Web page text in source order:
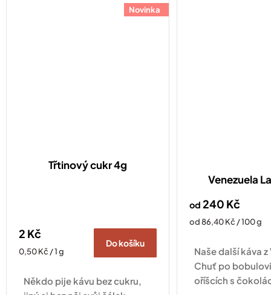
Novinka
Třtinový cukr 4g
2 Kč
Měrná
0,50 Kč / 1 g
Do košíku
Někdo pije kávu bez cukru,
Venezuela
od 240 Kč
Měrná
od 86,40 Kč / 100 g
Naše další káva
Chuť po
oříšcích s